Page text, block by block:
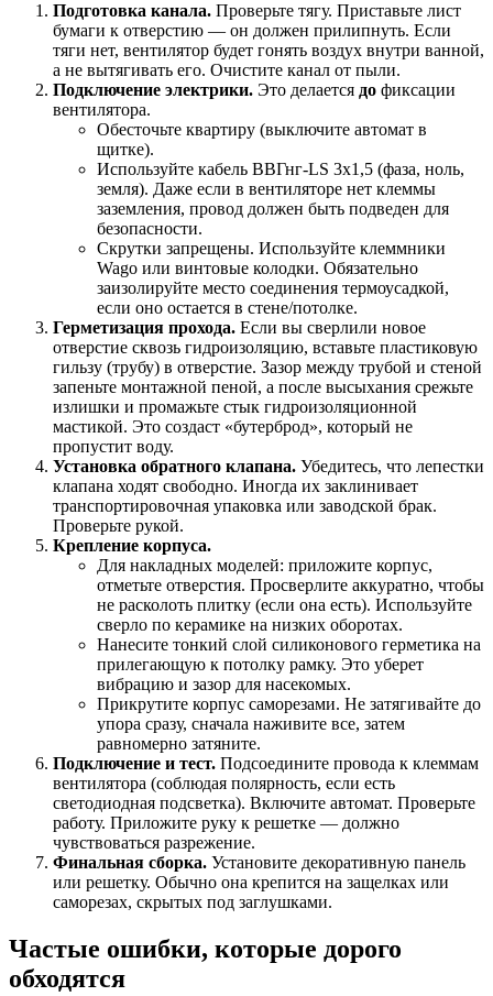
Подготовка канала. Проверьте тягу. Приставьте лист
бумаги к отверстию — он должен прилипнуть. Если
тяги нет, вентилятор будет гонять воздух внутри ванной,
а не вытягивать его. Очистите канал от пыли.
Подключение электрики. Это делается до фиксации
вентилятора.
Обесточьте квартиру (выключите автомат в
щитке).
Используйте кабель ВВГнг-LS 3х1,5 (фаза, ноль,
земля). Даже если в вентиляторе нет клеммы
заземления, провод должен быть подведен для
безопасности.
Скрутки запрещены. Используйте клеммники
Wago или винтовые колодки. Обязательно
заизолируйте место соединения термоусадкой,
если оно остается в стене/потолке.
Герметизация прохода. Если вы сверлили новое
отверстие сквозь гидроизоляцию, вставьте пластиковую
гильзу (трубу) в отверстие. Зазор между трубой и стеной
запеньте монтажной пеной, а после высыхания срежьте
излишки и промажьте стык гидроизоляционной
мастикой. Это создаст «бутерброд», который не
пропустит воду.
Установка обратного клапана. Убедитесь, что лепестки
клапана ходят свободно. Иногда их заклинивает
транспортировочная упаковка или заводской брак.
Проверьте рукой.
Крепление корпуса.
Для накладных моделей: приложите корпус,
отметьте отверстия. Просверлите аккуратно, чтобы
не расколоть плитку (если она есть). Используйте
сверло по керамике на низких оборотах.
Нанесите тонкий слой силиконового герметика на
прилегающую к потолку рамку. Это уберет
вибрацию и зазор для насекомых.
Прикрутите корпус саморезами. Не затягивайте до
упора сразу, сначала наживите все, затем
равномерно затяните.
Подключение и тест. Подсоедините провода к клеммам
вентилятора (соблюдая полярность, если есть
светодиодная подсветка). Включите автомат. Проверьте
работу. Приложите руку к решетке — должно
чувствоваться разрежение.
Финальная сборка. Установите декоративную панель
или решетку. Обычно она крепится на защелках или
саморезах, скрытых под заглушками.
Частые ошибки, которые дорого
обходятся